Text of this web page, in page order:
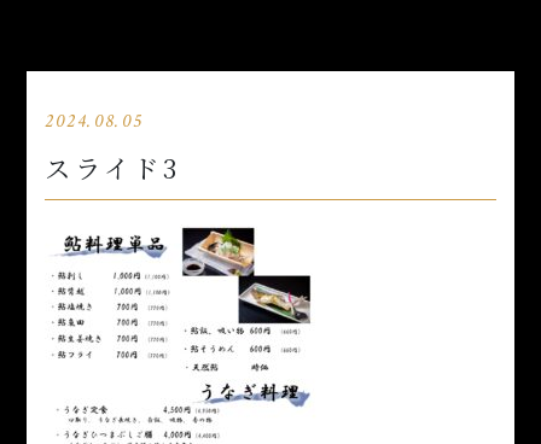
2024.08.05
スライド3